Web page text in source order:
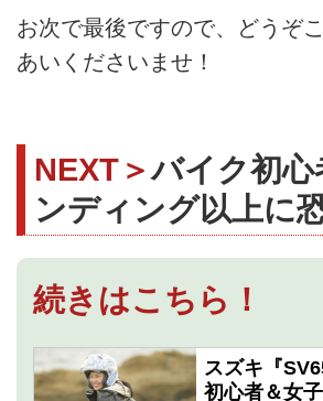
お次で最後ですので、どうぞ
あいくださいませ！
NEXT＞バイク初心
ンディング以上に
続きはこちら！
スズキ『
初心者＆女